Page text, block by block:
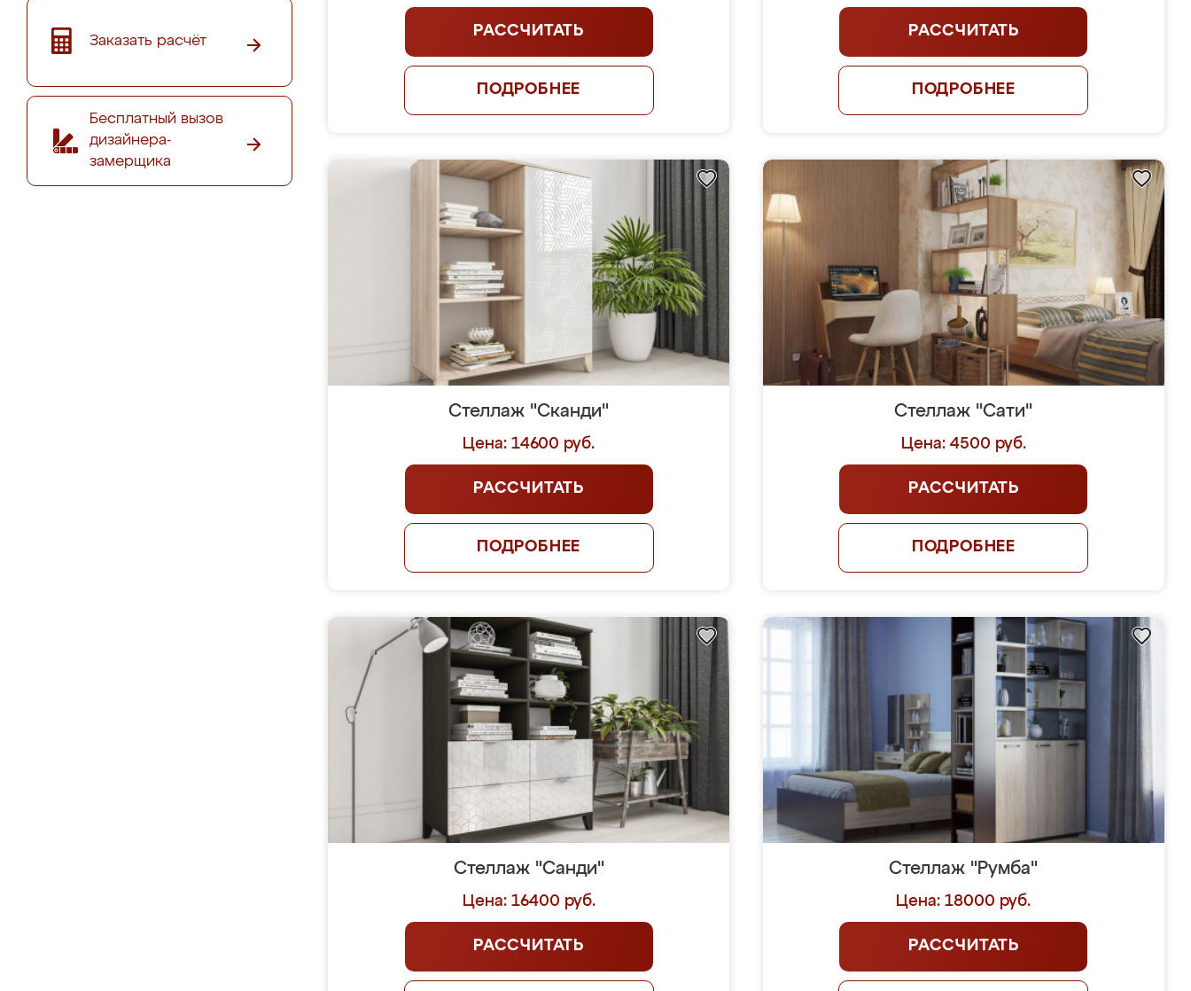
Заказать расчёт
Бесплатный вызов
дизайнера-
замерщика
РАССЧИТАТЬ
ПОДРОБНЕЕ
РАССЧИТАТЬ
ПОДРОБНЕЕ
Стеллаж "Сканди"
Цена: 14600 руб.
РАССЧИТАТЬ
ПОДРОБНЕЕ
Стеллаж "Сати"
Цена: 4500 руб.
РАССЧИТАТЬ
ПОДРОБНЕЕ
Стеллаж "Санди"
Цена: 16400 руб.
РАССЧИТАТЬ
Стеллаж "Румба"
Цена: 18000 руб.
РАССЧИТАТЬ